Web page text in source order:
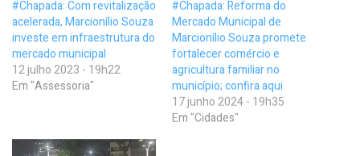
#Chapada: Com revitalização
acelerada, Marcionílio Souza
investe em infraestrutura do
mercado municipal
12 julho 2023 - 19h22
Em "Assessoria"
#Chapada: Reforma do
Mercado Municipal de
Marcionílio Souza promete
fortalecer comércio e
agricultura familiar no
município; confira aqui
17 junho 2024 - 19h35
Em "Cidades"